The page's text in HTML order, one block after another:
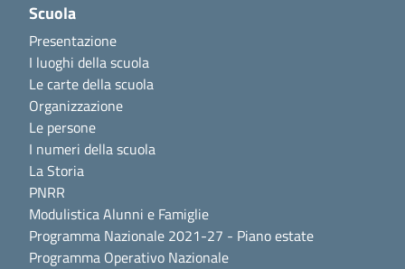
Scuola
Presentazione
I luoghi della scuola
Le carte della scuola
Organizzazione
Le persone
I numeri della scuola
La Storia
PNRR
Modulistica Alunni e Famiglie
Programma Nazionale 2021-27 - Piano estate
Programma Operativo Nazionale